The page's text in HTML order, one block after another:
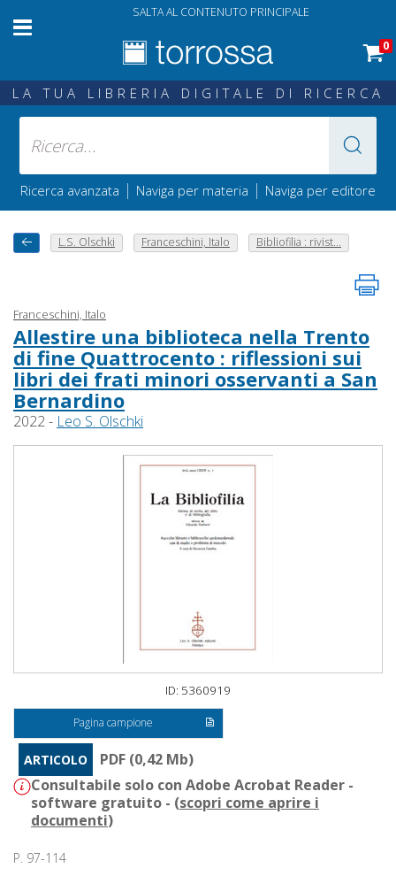
SALTA AL CONTENUTO PRINCIPALE
0
LA TUA LIBRERIA DIGITALE DI RICERCA
Ricerca avanzata | Naviga per materia | Naviga per editore
L.S. Olschki Franceschini, Italo Bibliofilia : rivist...
Franceschini, Italo
Allestire una biblioteca nella Trento
di fine Quattrocento : riflessioni sui
libri dei frati minori osservanti a San
Bernardino
2022 - Leo S. Olschki
ID: 5360919
Pagina campione
ARTICOLO
PDF (0,42 Mb)
Consultabile solo con Adobe Acrobat Reader -
software gratuito - (scopri come aprire i
documenti)
P. 97-114